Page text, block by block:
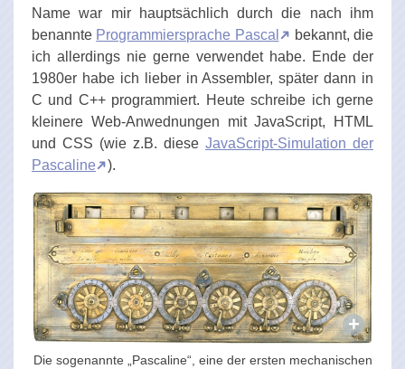
Name war mir hauptsächlich durch die nach ihm
benannte Programmiersprache Pascal
bekannt, die
ich allerdings nie gerne verwendet habe. Ende der
1980er habe ich lieber in Assembler, später dann in
C und C++ programmiert. Heute schreibe ich gerne
kleinere Web-Anwednungen mit JavaScript, HTML
und CSS (wie z.B. diese JavaScript-Simulation der
Pascaline
).
Die sogenannte „Pascaline“, eine der ersten mechanischen